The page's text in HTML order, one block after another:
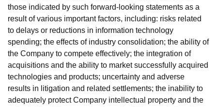
those indicated by such forward-looking statements as a
result of various important factors, including: risks related
to delays or reductions in information technology
spending; the effects of industry consolidation; the ability of
the Company to compete effectively; the integration of
acquisitions and the ability to market successfully acquired
technologies and products; uncertainty and adverse
results in litigation and related settlements; the inability to
adequately protect Company intellectual property and the